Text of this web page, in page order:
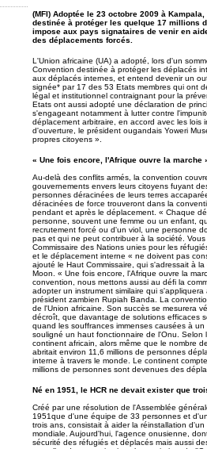
(MFI) Adoptée le 23 octobre 2009 à
destinée à protéger les quelque 17 millions
impose aux pays signataires de venir en
des déplacements forcés.
L'Union africaine (UA) a adopté, lors d'un
Convention destinée à protéger les déplacés
aux déplacés internes, et entend devenir un
signée* par 17 des 53 Etats membres qui ont
légal et institutionnel contraignant pour la
Etats ont aussi adopté une déclaration de
s'engageant notamment à lutter contre
déplacement arbitraire, en accord avec les lois
d'ouverture, le président ougandais Yoweri
propres citoyens ».
« Une fois encore, l'Afrique ouvre la marche
Au-delà des conflits armés, la convention
gouvernements envers leurs citoyens fuyant
personnes déracinées de leurs terres
déracinées de force trouveront dans la
pendant et après le déplacement. « Chaque
personne, souvent une femme ou un enfant,
recrutement forcé ou d'un viol, une personne
pas et qui ne peut contribuer à la société.
Commissaire des Nations unies pour les
et le déplacement interne « ne doivent pas
ajouté le Haut Commissaire, qui s'adressait à
Moon. « Une fois encore, l'Afrique ouvre la
convention, nous mettons aussi au défi la
adopter un instrument similaire qui
président zambien Rupiah Banda. La
de l'Union africaine. Son succès se mesurera
décroît, que davantage de solutions efficaces
quand les souffrances immenses causées à
souligné un haut fonctionnaire de l'Onu. Selon
continent africain, alors même que le nombre
abritait environ 11,6 millions de personnes
interne à travers le monde. Le continent
millions de personnes sont devenues des
Né en 1951, le HCR ne devait exister que
Créé par une résolution de l'Assemblée
1951que d'une équipe de 33 personnes et
trois ans, consistait à aider la réinstallation
mondiale. Aujourd'hui, l'agence onusienne,
sécurité des réfugiés et déplacés mais aussi